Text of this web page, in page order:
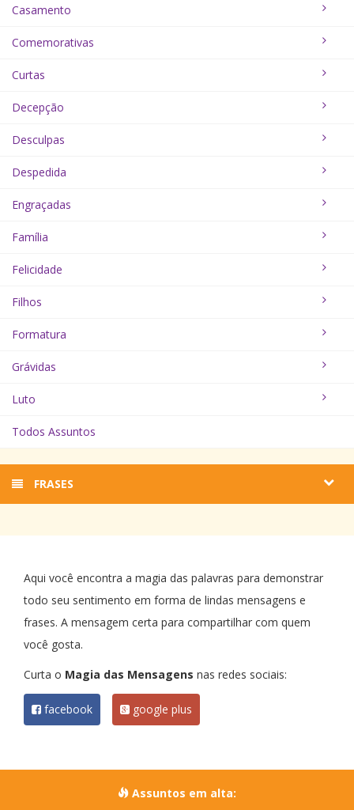
Casamento
Comemorativas
Curtas
Decepção
Desculpas
Despedida
Engraçadas
Família
Felicidade
Filhos
Formatura
Grávidas
Luto
Todos Assuntos
FRASES
Aqui você encontra a magia das palavras para demonstrar
todo seu sentimento em forma de lindas mensagens e
frases. A mensagem certa para compartilhar com quem
você gosta.
Curta o Magia das Mensagens nas redes sociais:
facebook google plus
Assuntos em alta: